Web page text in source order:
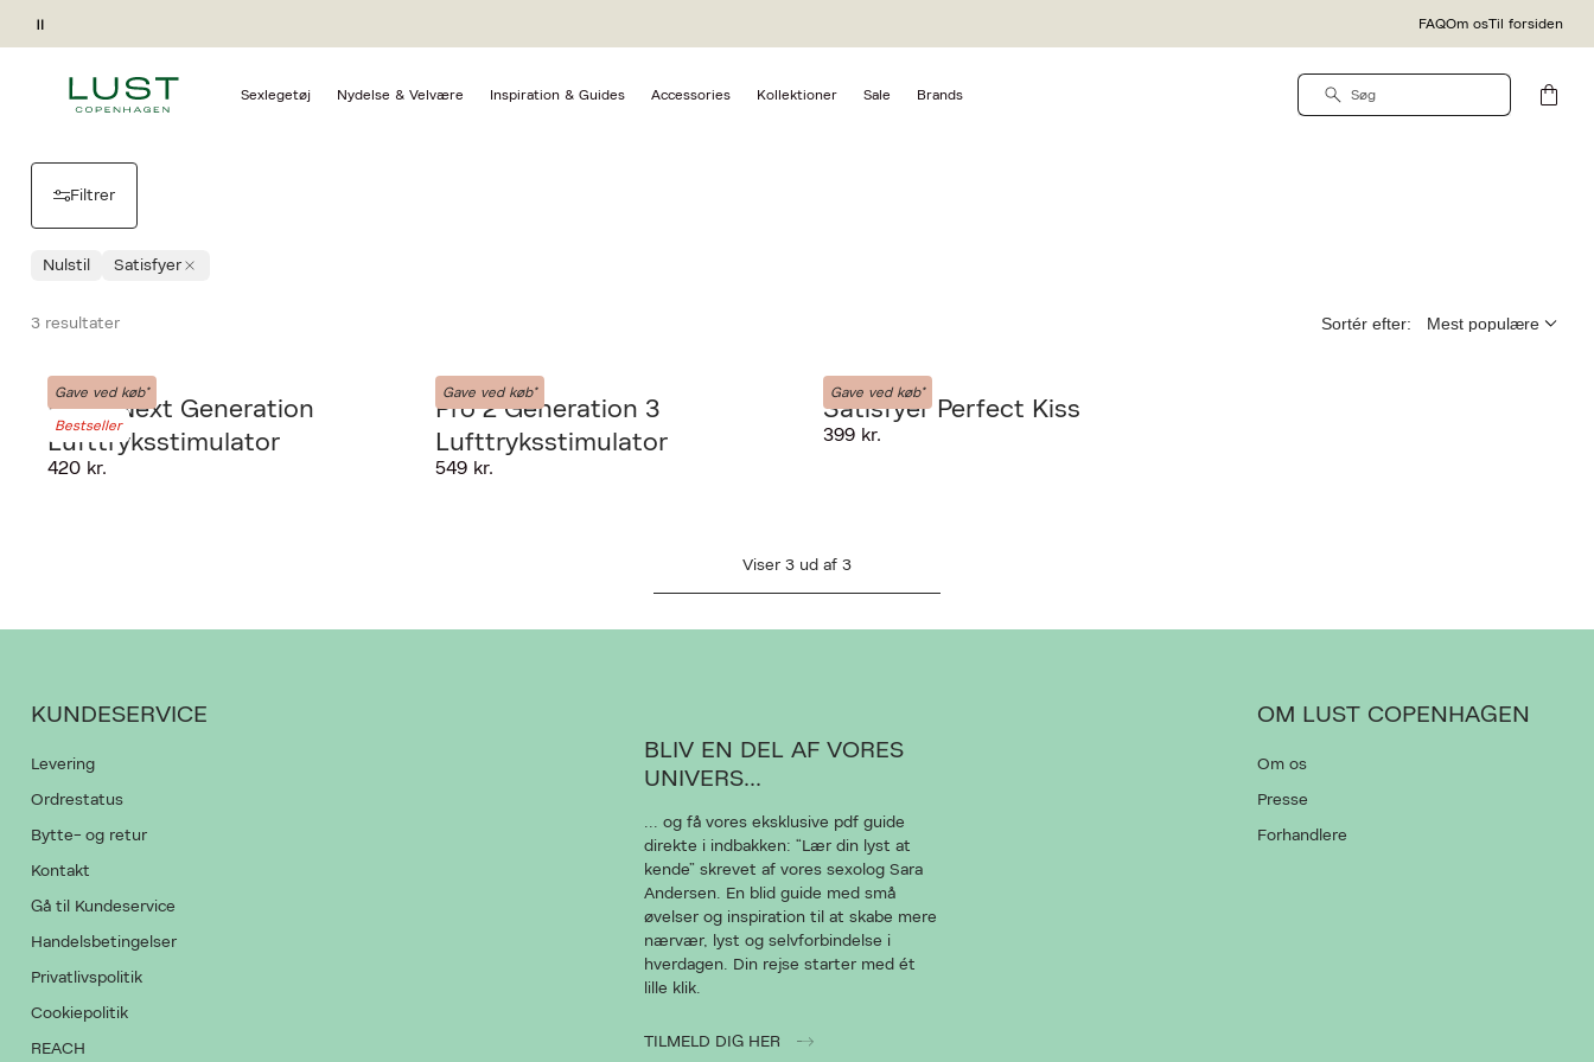
Pause FAQOm osTil forsiden
Sexlegetøj Nydelse & Velvære Inspiration & Guides Accessories Kollektioner Sale Brands
Filtrer
Nulstil Satisfyer
3 resultater Sortér efter:
Gave ved køb*
Bestseller
Satisfyer
Pro 2 Next Generation
Lufttryksstimulator
420 kr.
Gave ved køb*
Satisfyer
Pro 2 Generation 3
Lufttryksstimulator
549 kr.
Gave ved køb*
Satisfyer
Satisfyer Perfect Kiss
399 kr.
Viser 3 ud af 3
KUNDESERVICE
Levering
Ordrestatus
Bytte- og retur
Kontakt
Gå til Kundeservice
Handelsbetingelser
Privatlivspolitik
Cookiepolitik
REACH
BLIV EN DEL AF VORES
UNIVERS...
... og få vores eksklusive pdf guide
direkte i indbakken: “Lær din lyst at
kende” skrevet af vores sexolog Sara
Andersen. En blid guide med små
øvelser og inspiration til at skabe mere
nærvær, lyst og selvforbindelse i
hverdagen. Din rejse starter med ét
lille klik.
TILMELD DIG HER
OM LUST COPENHAGEN
Om os
Presse
Forhandlere
Luk